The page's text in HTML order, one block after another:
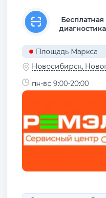
Бесплатная
диагностика
Площадь Маркса
Новосибирск,
пн-вс 9:00-20:00